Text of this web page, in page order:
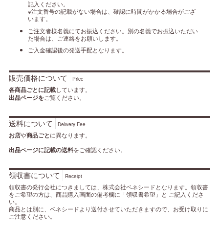
記入ください。
※注文番号の記載がない場合は、確認に時間がかかる場合がござ
います。
ご注文者様名義にてお振込ください。別の名義でお振込いただい
た場合は、ご連絡をお願いします。
ご入金確認後の発送手配となります。
販売価格について Price
各商品ごとに記載しています。
出品ページをご覧ください。
送料について Delivery Fee
お店や商品ごとに異なります。
出品ページに記載の送料をご確認ください。
領収書について Receipt
領収書の発行会社につきましては、株式会社ベネシードとなります。領収書
をご希望の方は、商品購入画面の備考欄に「領収書希望」と ご記入くださ
い。
商品とは別に、ベネシードより送付させていただきますので、お受け取りに
ご注意ください。